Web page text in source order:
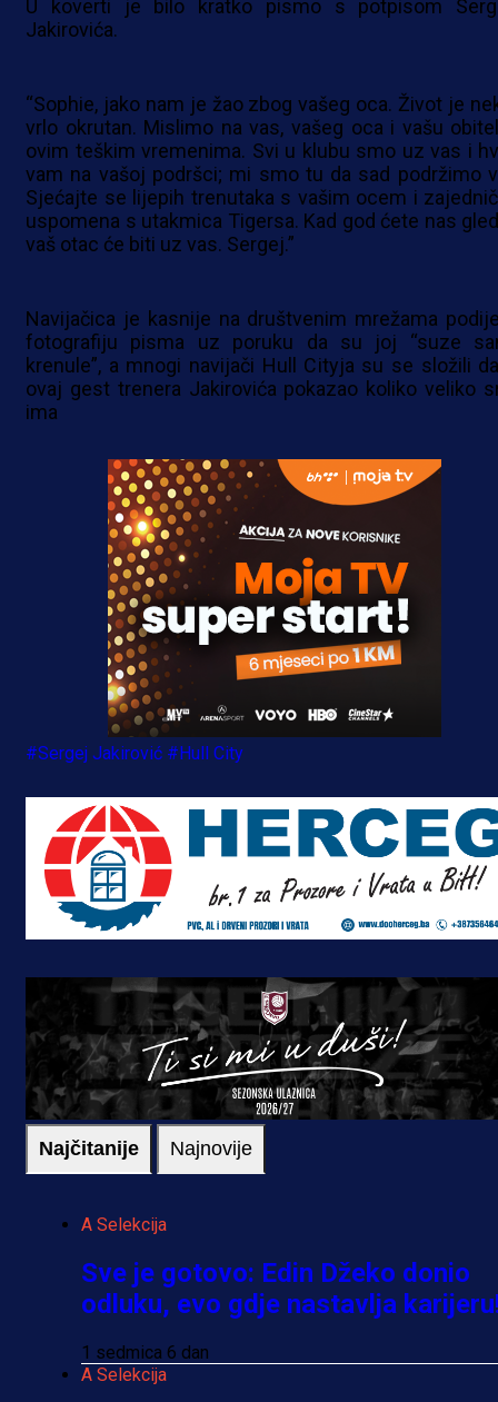
U koverti je bilo kratko pismo s potpisom
Jakirovića.
“Sophie, jako nam je žao zbog vašeg oca. Život je
vrlo okrutan. Mislimo na vas, vašeg oca i vašu
ovim teškim vremenima. Svi u klubu smo uz vas i
vam na vašoj podršci; mi smo tu da sad podržimo
Sjećajte se lijepih trenutaka s vašim ocem i
uspomena s utakmica Tigersa. Kad god ćete nas
vaš otac će biti uz vas. Sergej.”
Navijačica je kasnije na društvenim mrežama
fotografiju pisma uz poruku da su joj “suze
krenule”, a mnogi navijači Hull Cityja su se složili
ovaj gest trenera Jakirovića pokazao koliko veliko
ima
#Sergej Jakirović #Hull City
Najčitanije Najnovije
A Selekcija
Sve je gotovo: Edin Džeko donio
odluku, evo gdje nastavlja
1 sedmica 6 dan
A Selekcija